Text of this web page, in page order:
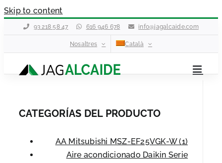
Skip to content
93 218 58 47 616 946 678 info@jagalcaide.com
Nosaltres Català
CATEGORÍAS DEL PRODUCTO
AA Mitsubishi MSZ-EF25VGK-W (1)
Aire acondicionado Daikin Serie